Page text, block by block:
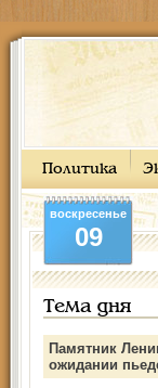
Политика
воскресенье
09
Тема дня
Памятник
ожидании